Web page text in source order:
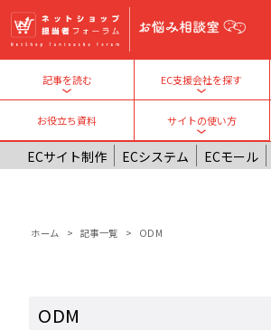
メインコンテンツに移動
記事を読む
Toggle submenu
EC支援会社を探す
Toggle
お役立ち資料
サイトの使い方
Toggle
ECサイト制作 ECシステム ECモール
パンくず
ホーム 記事一覧 ODM
ODM